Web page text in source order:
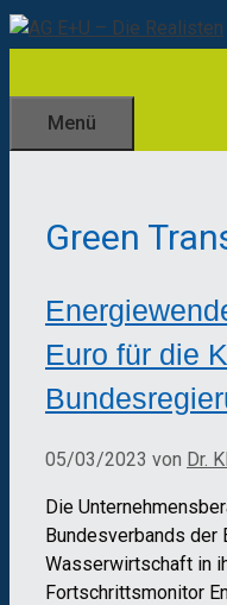
Zum
Inhalt
Menü
Green
Euro für die
05/03/2023 von Dr.
Die
Bundesverbands der
Wasserwirtschaft in
Fortschrittsmonitor